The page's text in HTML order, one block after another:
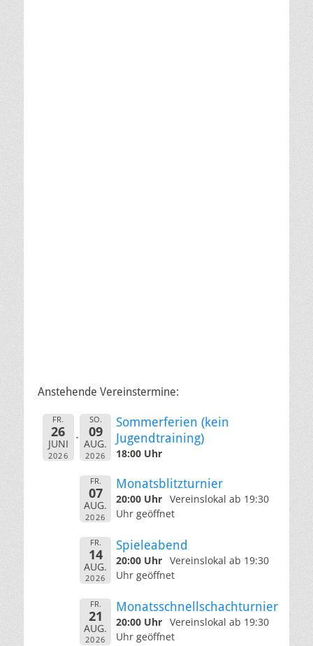
Anstehende Vereinstermine:
FR.
26
JUNI
2026
SO.
09
AUG.
2026
Sommerferien (kein
Jugendtraining)
18:00 Uhr
FR.
07
AUG.
2026
Monatsblitzturnier
20:00 Uhr Vereinslokal ab 19:30
Uhr geöffnet
FR.
14
AUG.
2026
Spieleabend
20:00 Uhr Vereinslokal ab 19:30
Uhr geöffnet
FR.
21
AUG.
2026
Monatsschnellschachturnier
20:00 Uhr Vereinslokal ab 19:30
Uhr geöffnet